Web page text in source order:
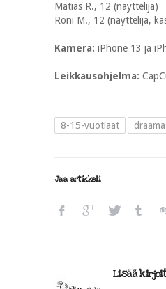
Matias R., 12 (näyttelijä)
Roni M., 12 (näyttelijä,
Kamera: iPhone 13 ja
Leikkausohjelma:
8-15-vuotiaat draama
Jaa artikkeli
Lisää